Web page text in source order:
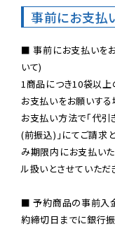
事前にお支払
■ 事前にお支払いを
いて)
1商品につき10袋以上
お支払いをお願いする
お支払い方法で「代引
(前振込)」にてご請求
み期限内にお支払い
ル扱いとさせていただ
■ 予約商品の事前入
約締切日までに銀行